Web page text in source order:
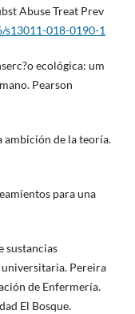
Abuse Treat Prev
s13011-018-0190-1
ecológica: um
Pearson
ambición de la teoría.
para una
sustancias
Pereira
de Enfermería.
El Bosque.